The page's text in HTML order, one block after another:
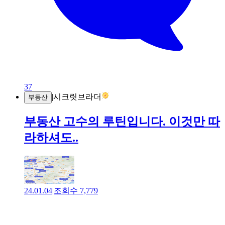
37
부동산 |시크릿브라더
부동산 고수의 루틴입니다. 이것만 따
라하셔도..
24.01.04|조회수 7,779